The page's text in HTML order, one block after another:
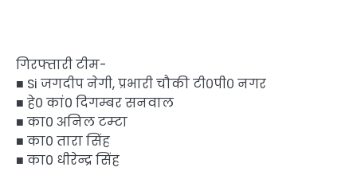
गिरफ्तारी टीम-
■ Si जगदीप नेगी, प्रभारी चौकी टी०पी० नगर
■ हे0 कां0 दिगम्बर सनवाल
■ का0 अनिल टम्टा
■ का0 तारा सिंह
■ का0 धीरेन्द्र सिंह